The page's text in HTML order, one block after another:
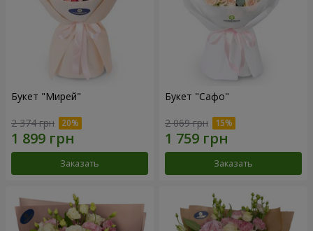
Букет "Мирей"
2 374 грн
Заказать
Букет "Сафо"
2 069 грн
Заказать